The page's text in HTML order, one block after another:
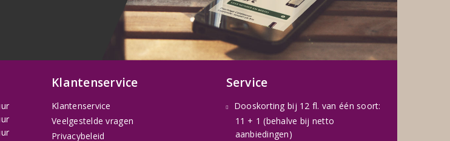
Klantenservice
Klantenservice
Veelgestelde vragen
Privacybeleid
Service
Dooskorting bij 12 fl. van één soort:
11 + 1 (behalve bij netto
aanbiedingen)